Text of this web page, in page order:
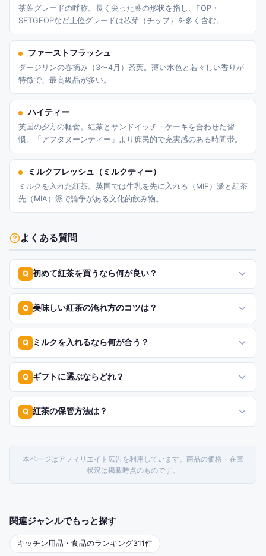
茶葉グレードの呼称。長く尖った葉の形状を指し、FOP・
SFTGFOPなど上位グレードは芯芽（チップ）を多く含む。
ファーストフラッシュ
ダージリンの春摘み（3〜4月）茶葉。薄い水色と若々しい香りが
特徴で、最高級品が多い。
ハイティー
英国の夕方の軽食。紅茶とサンドイッチ・ケーキを合わせた習
慣。「アフタヌーンティー」より庶民的で充実感のある時間帯。
ミルクフレッシュ（ミルクティー）
ミルクを入れた紅茶。英国では牛乳を先に入れる（MIF）派と紅茶
先（MIA）派で論争がある文化的飲み物。
よくある質問
Q 初めて紅茶を買うなら何が良い？
Q 美味しい紅茶の淹れ方のコツは？
Q ミルクを入れるなら何が合う？
Q ギフトに選ぶならどれ？
Q 紅茶の保管方法は？
本ページはアフィリエイト広告を利用しています。商品の価格・在庫
状況は掲載時点のものです。
関連ジャンルでもっと探す
キッチン用品・食品のランキング311件